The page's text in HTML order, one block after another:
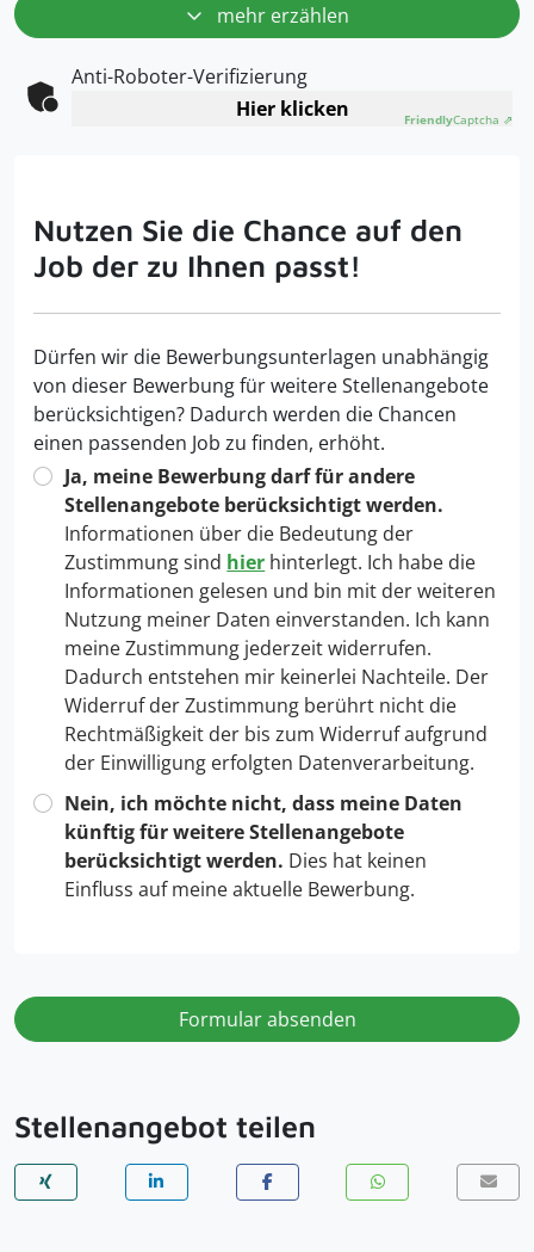
mehr erzählen
Anti-Roboter-Verifizierung
Hier klicken
FriendlyCaptcha ⇗
Nutzen Sie die Chance auf den
Job der zu Ihnen passt!
Dürfen wir die Bewerbungsunterlagen unabhängig
von dieser Bewerbung für weitere Stellenangebote
berücksichtigen? Dadurch werden die Chancen
einen passenden Job zu finden, erhöht.
Ja, meine Bewerbung darf für andere
Stellenangebote berücksichtigt werden.
Informationen über die Bedeutung der
Zustimmung sind hier hinterlegt. Ich habe die
Informationen gelesen und bin mit der weiteren
Nutzung meiner Daten einverstanden. Ich kann
meine Zustimmung jederzeit widerrufen.
Dadurch entstehen mir keinerlei Nachteile. Der
Widerruf der Zustimmung berührt nicht die
Rechtmäßigkeit der bis zum Widerruf aufgrund
der Einwilligung erfolgten Datenverarbeitung.
Nein, ich möchte nicht, dass meine Daten
künftig für weitere Stellenangebote
berücksichtigt werden. Dies hat keinen
Einfluss auf meine aktuelle Bewerbung.
Formular absenden
Stellenangebot teilen